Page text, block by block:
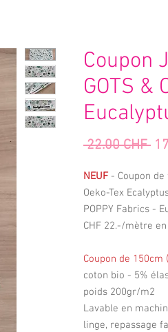
Coupon
GOTS &
22.00 CHF
NEUF - Coupon de
Oeko-Tex
POPPY Fabrics -
CHF 22.-/mètre en
Coupon de 150cm
coton bio - 5%
poids 200gr/m2
Lavable en
linge, repassage